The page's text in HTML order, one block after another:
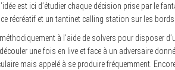
est ici d’étudier chaque décision prise par le
récréatif et un tantinet calling station sur les bords.
à l’aide de solvers pour disposer
une fois en live et face à un adversaire
mais appelé à se produire fréquemment.